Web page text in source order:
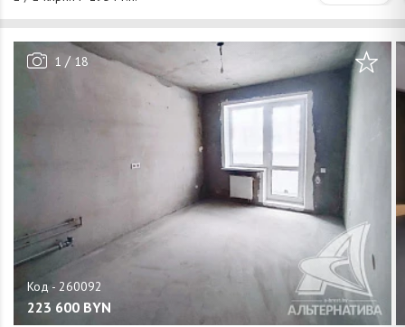
1 / 18
223 600 BYN